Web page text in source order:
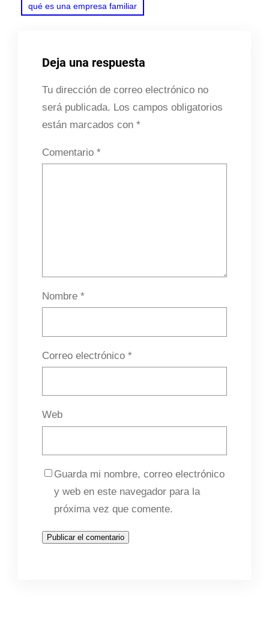
qué es una empresa familiar
Deja una respuesta
Tu dirección de correo electrónico no
será publicada. Los campos obligatorios
están marcados con *
Comentario *
Nombre *
Correo electrónico *
Web
Guarda mi nombre, correo electrónico
y web en este navegador para la
próxima vez que comente.